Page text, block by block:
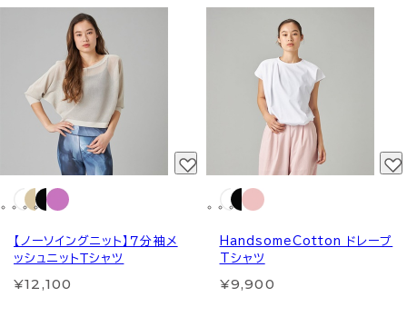
【ノーソイングニット】７分袖メ
ッシュニットＴシャツ
¥12,100
HandsomeCotton ドレープ
Tシャツ
¥9,900